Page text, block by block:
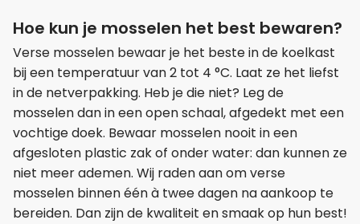
Hoe kun je mosselen het best bewaren?
Verse mosselen bewaar je het beste in de koelkast
bij een temperatuur van 2 tot 4 °C. Laat ze het liefst
in de netverpakking. Heb je die niet? Leg de
mosselen dan in een open schaal, afgedekt met een
vochtige doek. Bewaar mosselen nooit in een
afgesloten plastic zak of onder water: dan kunnen ze
niet meer ademen. Wij raden aan om verse
mosselen binnen één à twee dagen na aankoop te
bereiden. Dan zijn de kwaliteit en smaak op hun best!